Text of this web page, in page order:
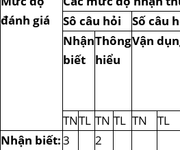
đánh giá
Sô câu hỏi
Số câu
Nhận
biết
Thông
hiểu
Vận
TNTL TN TL TN
TL
Nhận biết:3 2